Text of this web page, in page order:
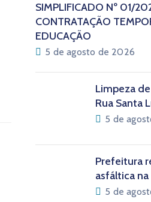
SIMPLIFICADO Nº 01/
CONTRATAÇÃO
EDUCAÇÃO
5 de agosto de 2026
Limpeza
Rua Santa
5 de
Prefeitura
asfáltica na
5 de